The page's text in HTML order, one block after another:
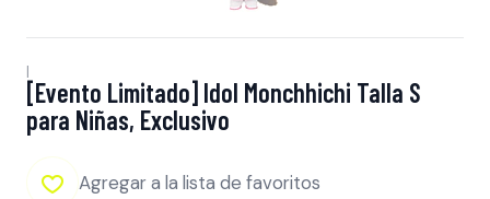
|
[Evento Limitado] Idol Monchhichi Talla S
para Niñas, Exclusivo
Agregar a la lista de favoritos